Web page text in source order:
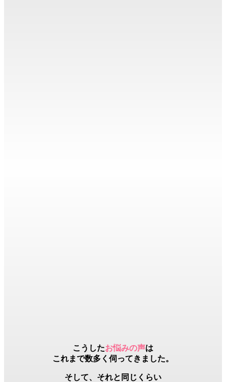
こうしたお悩みの声は
これまで数多く伺ってきました。
そして、それと同じくらい